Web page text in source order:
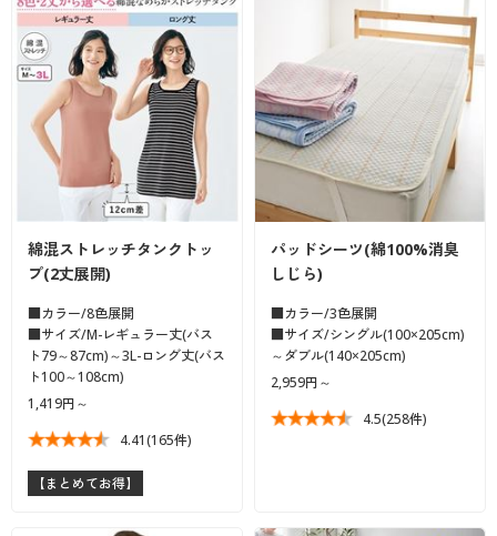
綿混ストレッチタンクトッ
プ(2丈展開)
■カラー/8色展開
■サイズ/M-レギュラー丈(バス
ト79～87cm)～3L-ロング丈(バス
ト100～108cm)
1,419円～
4.41(165件)
【まとめてお得】
パッドシーツ(綿100%消臭
しじら)
■カラー/3色展開
■サイズ/シングル(100×205cm)
～ダブル(140×205cm)
2,959円～
4.5(258件)